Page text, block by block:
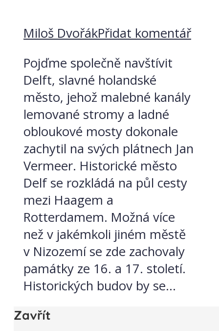
Miloš DvořákPřidat komentář
Pojďme společně navštívit
Delft, slavné holandské
město, jehož malebné kanály
lemované stromy a ladné
obloukové mosty dokonale
zachytil na svých plátnech Jan
Vermeer. Historické město
Delf se rozkládá na půl cesty
mezi Haagem a
Rotterdamem. Možná více
než v jakémkoli jiném městě
v Nizozemí se zde zachovaly
památky ze 16. a 17. století.
Historických budov by se...
Zavřít